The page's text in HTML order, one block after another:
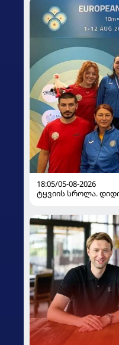
18:05/05-08-2026
ტყვიის სროლა.